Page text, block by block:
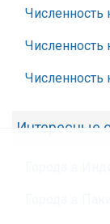
Численность
Численность
Численность
Интересные